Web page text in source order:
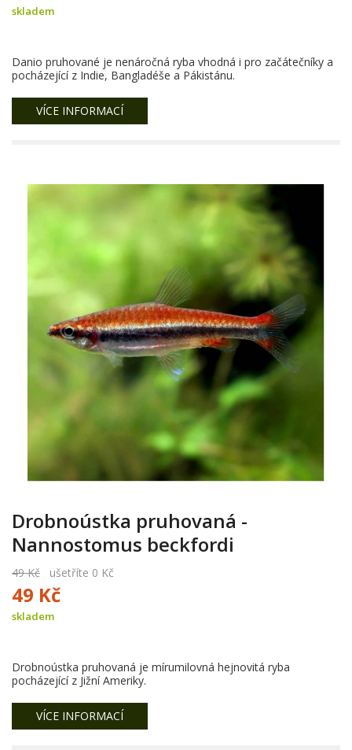
skladem
Danio pruhované je nenáročná ryba vhodná i pro začátečníky a
pocházející z Indie, Bangladéše a Pákistánu.
VÍCE INFORMACÍ
Drobnoústka pruhovaná -
Nannostomus beckfordi
49 Kč ušetříte 0 Kč
49 Kč
skladem
Drobnoústka pruhovaná je mírumilovná hejnovitá ryba
pocházející z Jižní Ameriky.
VÍCE INFORMACÍ